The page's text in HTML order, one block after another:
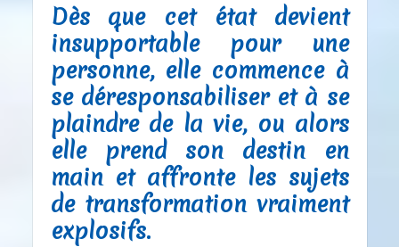
Dès que cet état devient
insupportable pour une
personne, elle commence à
se déresponsabiliser et à se
plaindre de la vie, ou alors
elle prend son destin en
main et affronte les sujets
de transformation vraiment
explosifs.